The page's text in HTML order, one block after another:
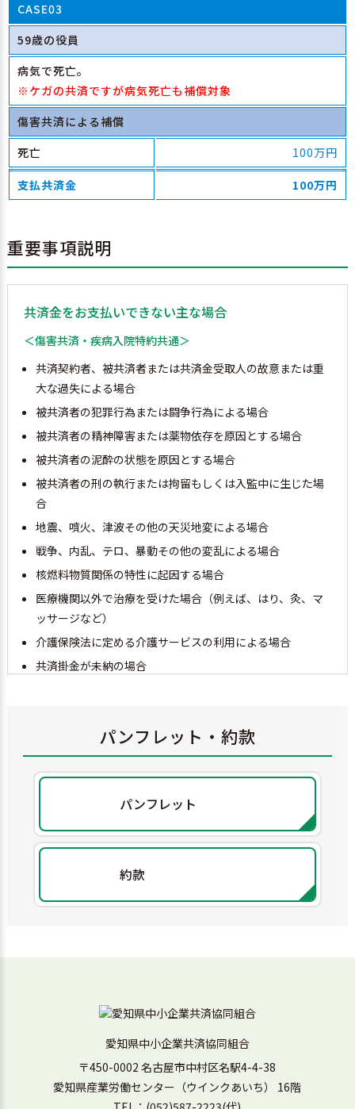
CASE03
59歳の役員
病気で死亡。
※ケガの共済ですが病気死亡も補償対象
傷害共済による補償
死亡
100万円
支払共済金 100万円
重要事項説明
共済金をお支払いできない主な場合
＜傷害共済・疾病入院特約共通＞
共済契約者、被共済者または共済金受取人の故意または重
大な過失による場合
被共済者の犯罪行為または闘争行為による場合
被共済者の精神障害または薬物依存を原因とする場合
被共済者の泥酔の状態を原因とする場合
被共済者の刑の執行または拘留もしくは入監中に生じた場
合
地震、噴火、津波その他の天災地変による場合
戦争、内乱、テロ、暴動その他の変乱による場合
核燃料物質関係の特性に起因する場合
医療機関以外で治療を受けた場合（例えば、はり、灸、マ
ッサージなど）
介護保険法に定める介護サービスの利用による場合
共済掛金が未納の場合
提出がなかった場合
事実の照会について正当な理由なく回答せず、調査の同意
を拒んだ場合
被共済者の自殺
被共済者の脳・心疾患、その他の病気または心神喪失を原
因とする事故による傷害死亡
被共済者が法令に定める運転資格を持たないで運転してい
している間に生じた事故による場合
ながら、当該車両に同乗している間に生じた事故による場
被共済者の妊娠、出産、流産等の医療処置およびこれによ
パンフレット・約款
パンフレット
約款
愛知県中小企業共済協同組合
〒450-0002 名古屋市中村区名駅4-4-38
愛知県産業労働センター（ウインクあいち） 16階